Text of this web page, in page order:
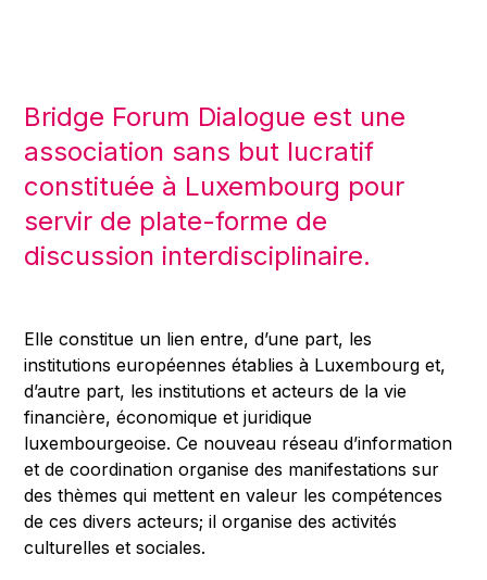
Bridge Forum Dialogue est une
association sans but lucratif
constituée à Luxembourg pour
servir de plate-forme de
discussion interdisciplinaire.
Elle constitue un lien entre, d’une part, les
institutions européennes établies à Luxembourg et,
d’autre part, les institutions et acteurs de la vie
financière, économique et juridique
luxembourgeoise. Ce nouveau réseau d’information
et de coordination organise des manifestations sur
des thèmes qui mettent en valeur les compétences
de ces divers acteurs; il organise des activités
culturelles et sociales.